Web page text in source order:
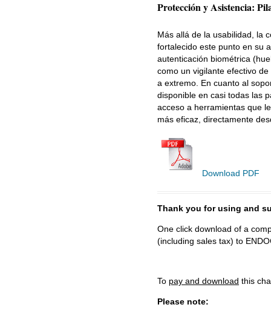
Protección y Asistencia:
Más allá de la usabilidad, la
fortalecido este punto en su
autenticación biométrica
como un vigilante efectivo
a extremo. En cuanto al
disponible en casi todas las
acceso a herramientas que
más eficaz, directamente
Download PDF
Thank you for using and
One click download of a
(including sales tax) to
To pay and download this
Please note: